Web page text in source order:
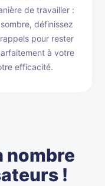
de travailler :
définissez
pour rester
à votre
efficacité.
nombre
!